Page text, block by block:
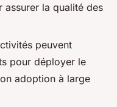
la qualité des
peuvent
pour déployer le
adoption à large